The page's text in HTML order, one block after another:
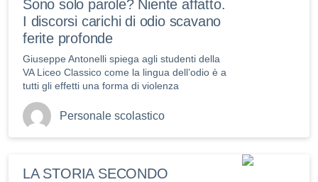
Sono solo parole? Niente affatto.
I discorsi carichi di odio scavano
ferite profonde
Giuseppe Antonelli spiega agli studenti della
VA Liceo Classico come la lingua dell’odio è a
tutti gli effetti una forma di violenza
Personale scolastico
LA STORIA SECONDO